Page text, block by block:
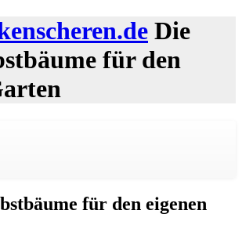
Die
für den
für den eigenen